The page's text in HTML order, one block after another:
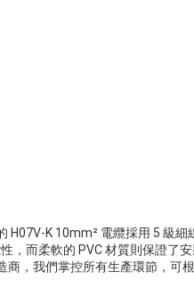
H07V-K 10mm² 電纜採用 5 級細
，而柔軟的 PVC 材質則保證了
商，我們掌控所有生產環節，可